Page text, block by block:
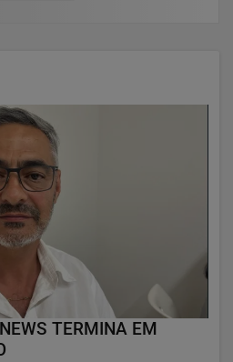
TERMINA EM